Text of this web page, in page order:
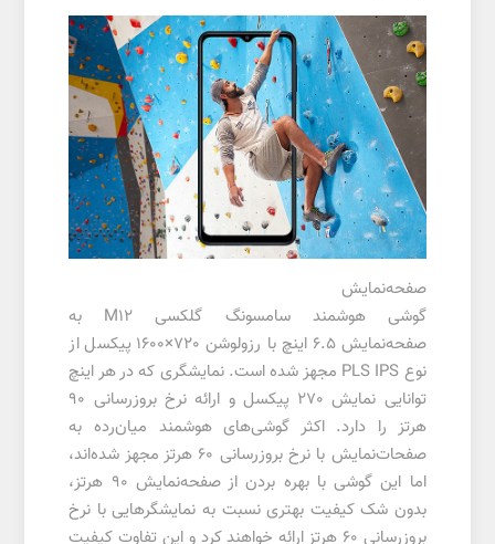
صفحه‌نمایش
گوشی هوشمند سامسونگ گلکسی M12 به
صفحه‌نمایش 6.5 اینچ با رزولوشن 720×1600 پیکسل از
نوع PLS IPS مجهز شده است. نمایشگری که در هر اینچ
توانایی نمایش 270 پیکسل و ارائه نرخ بروزرسانی 90
هرتز را دارد. اکثر گوشی‌های هوشمند میان‌رده به
صفحات‌نمایش با نرخ بروزرسانی 60 هرتز مجهز شده‌اند،
اما این گوشی با بهره بردن از صفحه‌نمایش 90 هرتز،
بدون شک کیفیت بهتری نسبت به نمایشگرهایی با نرخ
بروزرسانی 60 هرتز ارائه خواهند کرد و این تفاوت کیفیت